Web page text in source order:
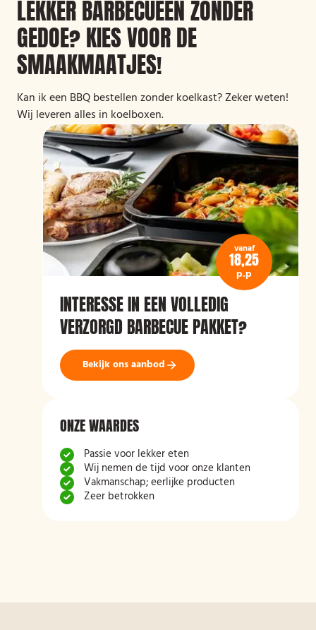
LEKKER BARBECUEËN ZONDER
GEDOE? KIES VOOR DE
SMAAKMAATJES!
Kan ik een BBQ bestellen zonder koelkast? Zeker weten!
Wij leveren alles in koelboxen.
vanaf
18,25
p.p
INTERESSE IN EEN VOLLEDIG
VERZORGD BARBECUE PAKKET?
Bekijk ons aanbod
ONZE WAARDES
Passie voor lekker eten
Wij nemen de tijd voor onze klanten
Vakmanschap; eerlijke producten
Zeer betrokken